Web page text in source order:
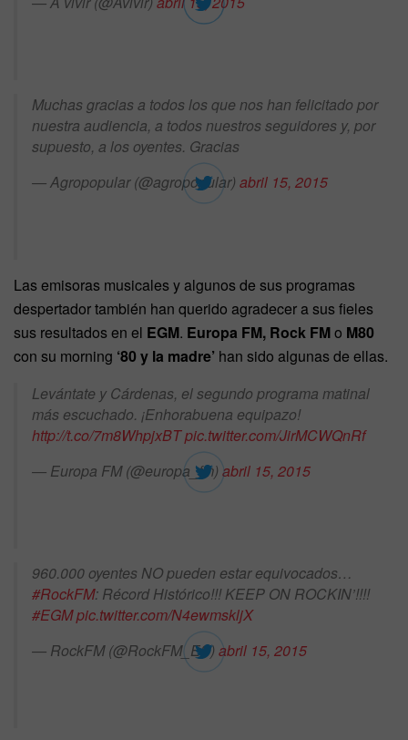
Muchas gracias a todos los que nos han felicitado por
nuestra audiencia, a todos nuestros seguidores y, por
supuesto, a los oyentes. Gracias
— Agropopular (@agropopular) abril 15, 2015
Las emisoras musicales y algunos de sus programas
despertador también han querido agradecer a sus fieles
sus resultados en el EGM. Europa FM, Rock FMo M80
con su morning ‘80 y la madre’ han sido algunas de ellas.
Levántate y Cárdenas, el segundo programa matinal
más escuchado. ¡Enhorabuena equipazo!
http://t.co/7m8WhpjxBTpic.twitter.com/JirMCWQnRf
— Europa FM (@europa_fm)abril 15, 2015
960.000 oyentes NO pueden estar equivocados…
#RockFM: Récord Histórico!!! KEEP ON ROCKIN’!!!!
#EGMpic.twitter.com/N4ewmskljX
— RockFM (@RockFM_ES) abril 15, 2015